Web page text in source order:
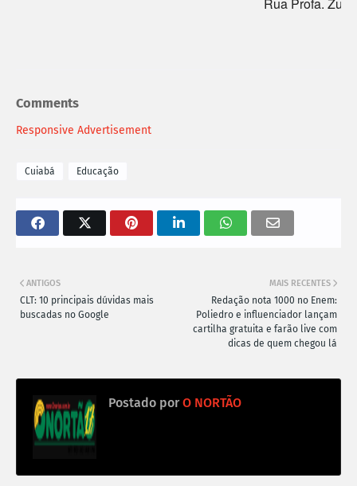
Rua Profa.
Comments
Responsive Advertisement
Cuiabá Educação
MAIS RECENTES
Redação nota 1000 no Enem:
Poliedro e influenciador lançam
cartilha gratuita e farão live com
dicas de quem chegou lá
ANTIGOS
CLT: 10 principais dúvidas mais
buscadas no Google
Postado por O NORTÃO